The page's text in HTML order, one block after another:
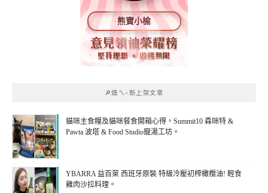
熊寶小榆
🔎燒ㄟ~新上架文章
貓咪主食糧及貓咪餐食開箱心得，Summit10 森咪特 &
Pawta 波塔 & Food Studio寵湯工坊。
YBARRA 益百萊 西班牙原裝 特級冷壓初榨橄欖油! 輕食
雞肉沙拉料理。